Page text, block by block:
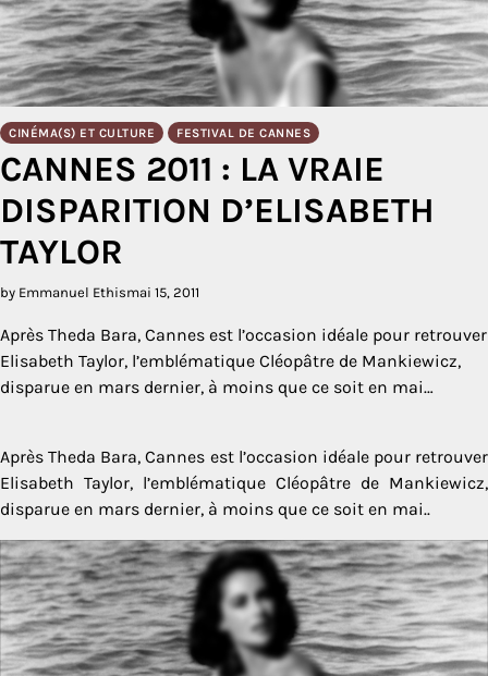
CINÉMA(S) ET CULTURE FESTIVAL DE CANNES
CANNES 2011 : LA VRAIE
DISPARITION D’ELISABETH
TAYLOR
by Emmanuel Ethismai 15, 2011
Après Theda Bara, Cannes est l’occasion idéale pour retrouver
Elisabeth Taylor, l’emblématique Cléopâtre de Mankiewicz,
disparue en mars dernier, à moins que ce soit en mai…
Après Theda Bara, Cannes est l’occasion idéale pour retrouver
Elisabeth Taylor, l’emblématique Cléopâtre de Mankiewicz,
disparue en mars dernier, à moins que ce soit en mai..